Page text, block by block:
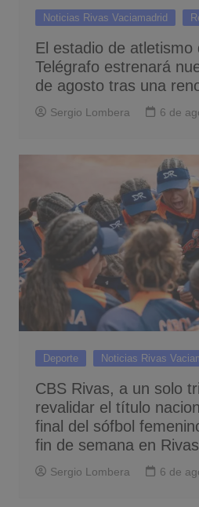
Noticias Rivas Vaciamadrid
El estadio de atletismo
Telégrafo estrenará
de agosto tras una
Sergio Lombera 6 de
Deporte Noticias Rivas
CBS Rivas, a un solo
revalidar el título
final del sófbol
fin de semana en Rivas
Sergio Lombera 6 de